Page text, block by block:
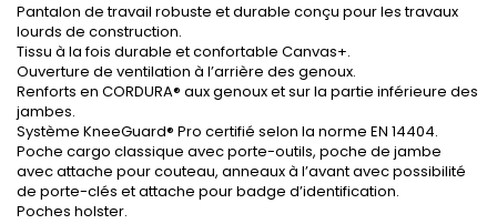
Pantalon de travail robuste et durable conçu pour les travaux
lourds de construction.
Tissu à la fois durable et confortable Canvas+.
Ouverture de ventilation à l’arrière des genoux.
Renforts en CORDURA® aux genoux et sur la partie inférieure des
jambes.
Système KneeGuard® Pro certifié selon la norme EN 14404.
Poche cargo classique avec porte-outils, poche de jambe
avec attache pour couteau, anneaux à l’avant avec possibilité
de porte-clés et attache pour badge d’identification.
Poches holster.